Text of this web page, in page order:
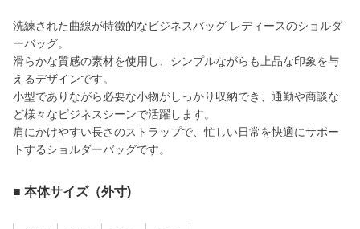
洗練された曲線が特徴的なビジネスバッグ レディースのショルダ
ーバッグ。
滑らかな質感の素材を使用し、シンプルながらも上品な印象を与
えるデザインです。
小型でありながら必要な小物がしっかり収納でき、通勤や商談な
ど様々なビジネスシーンで活躍します。
肩にかけやすい長さのストラップで、忙しい日常を快適にサポー
トするショルダーバッグです。
■ 本体サイズ（外寸)